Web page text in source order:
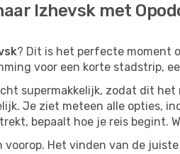
Izhevsk met
? Dit is het perfecte moment
voor een korte stadstrip,
supermakkelijk, zodat dit
Je ziet meteen alle opties,
bepaalt hoe je reis begint.
Het vinden van de